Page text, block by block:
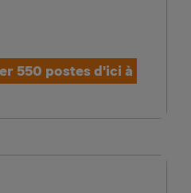
550 postes d'ici à